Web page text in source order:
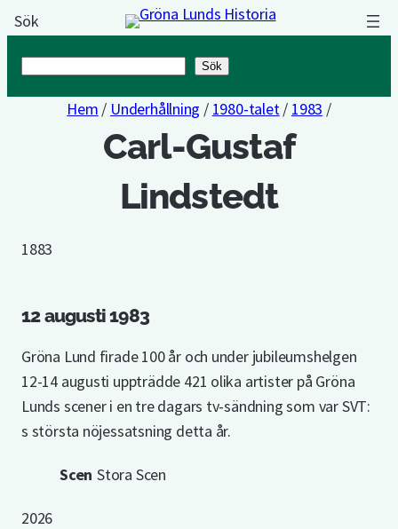
Sök
Sök
Hem / Underhållning / 1980-talet/ 1983 /
Carl-Gustaf
Lindstedt
1883
12 augusti 1983
Gröna Lund firade 100 år och under jubileumshelgen
12-14 augusti uppträdde 421 olika artister på Gröna
Lunds scener i en tre dagars tv-sändning som var SVT:
s största nöjessatsning detta år.
Scen Stora Scen
2026